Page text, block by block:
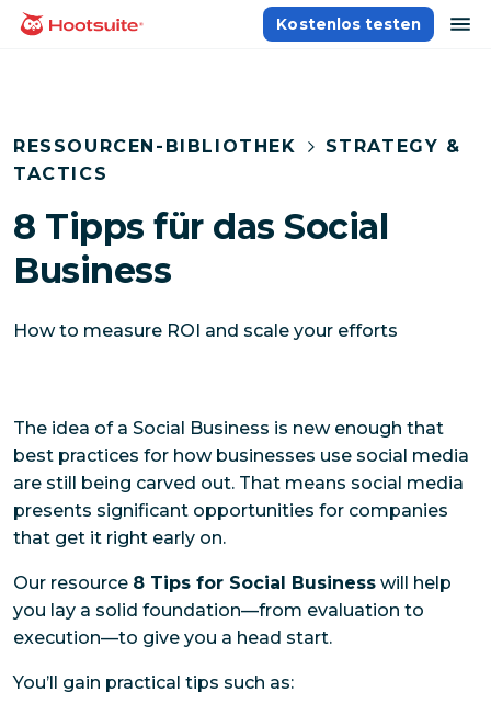
Direkt
zumHomepage
Kostenlos testen
RESSOURCEN-BIBLIOTHEK
STRATEGY &
TACTICS
8 Tipps für das Social
Business
How to measure ROI and scale your efforts
The idea of a Social Business is new enough that
best practices for how businesses use social media
are still being carved out. That means social media
presents significant opportunities for companies
that get it right early on.
Our resource 8 Tips for Social Business will help
you lay a solid foundation—from evaluation to
execution—to give you a head start.
You’ll gain practical tips such as: